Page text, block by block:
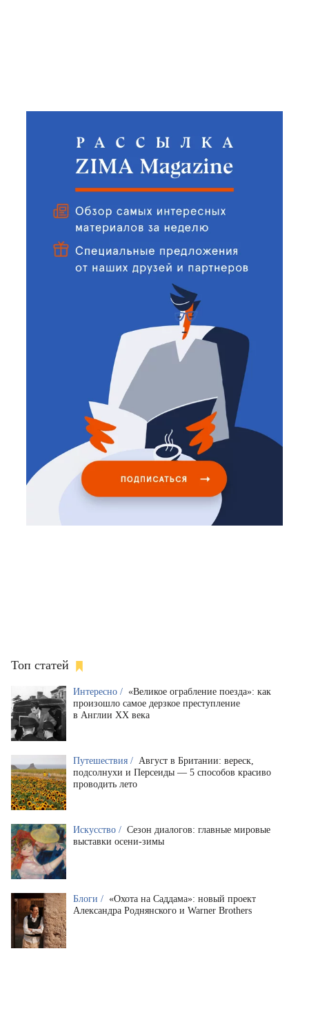
Топ статей
Интересно / «Великое ограбление поезда»: как
произошло самое дерзкое преступление
в Англии XX века
Путешествия / Август в Британии: вереск,
подсолнухи и Персеиды — 5 способов красиво
проводить лето
Искусство / Сезон диалогов: главные мировые
выставки осени-зимы
Блоги / «Охота на Саддама»: новый проект
Александра Роднянского и Warner Brothers